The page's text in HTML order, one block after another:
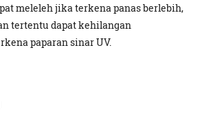
meleleh jika terkena panas berlebih,
tertentu dapat kehilangan
paparan sinar UV.